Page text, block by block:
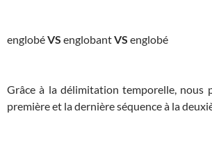
englobéVS englobantVS englobé
Grâce à la délimitation temporelle, nous
première et la dernière séquence à la